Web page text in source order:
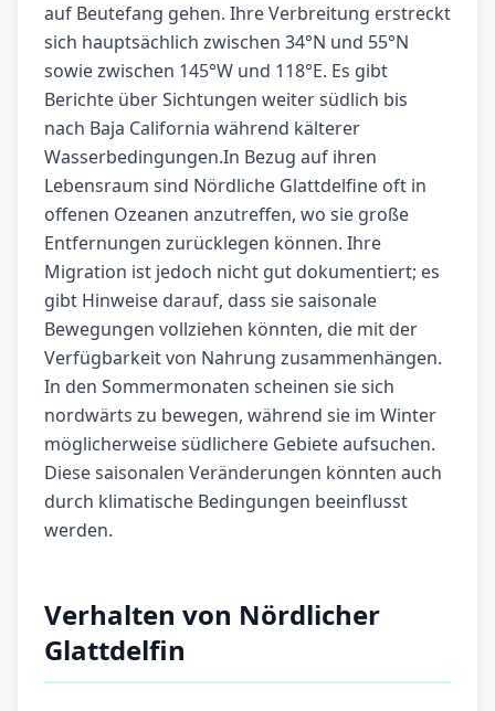
auf Beutefang gehen. Ihre Verbreitung erstreckt
sich hauptsächlich zwischen 34°N und 55°N
sowie zwischen 145°W und 118°E. Es gibt
Berichte über Sichtungen weiter südlich bis
nach Baja California während kälterer
Wasserbedingungen.In Bezug auf ihren
Lebensraum sind Nördliche Glattdelfine oft in
offenen Ozeanen anzutreffen, wo sie große
Entfernungen zurücklegen können. Ihre
Migration ist jedoch nicht gut dokumentiert; es
gibt Hinweise darauf, dass sie saisonale
Bewegungen vollziehen könnten, die mit der
Verfügbarkeit von Nahrung zusammenhängen.
In den Sommermonaten scheinen sie sich
nordwärts zu bewegen, während sie im Winter
möglicherweise südlichere Gebiete aufsuchen.
Diese saisonalen Veränderungen könnten auch
durch klimatische Bedingungen beeinflusst
werden.
Verhalten von Nördlicher
Glattdelfin